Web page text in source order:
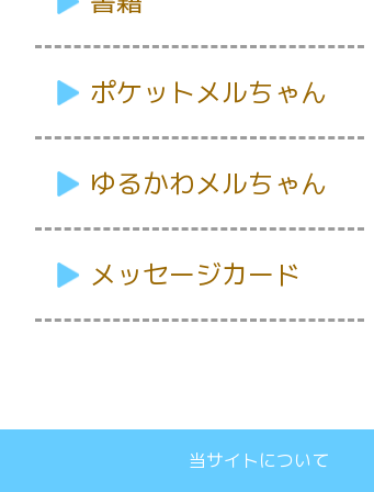
ポケットメルちゃん
ゆるかわメルちゃん
メッセージカード
当サイトについて